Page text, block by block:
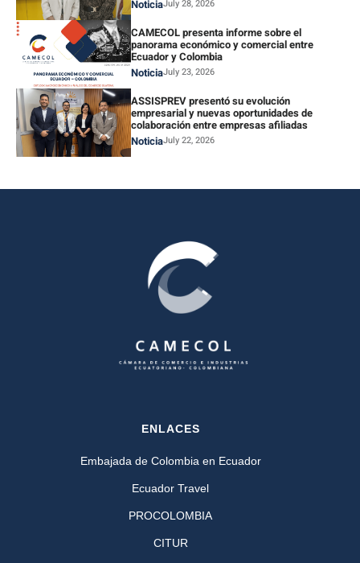
NoticiaJuly 28, 2026
CAMECOL presenta informe sobre el
panorama económico y comercial entre
Ecuador y Colombia
NoticiaJuly 23, 2026
ASSISPREV presentó su evolución
empresarial y nuevas oportunidades de
colaboración entre empresas afiliadas
NoticiaJuly 22, 2026
ENLACES
Embajada de Colombia en Ecuador
Ecuador Travel
PROCOLOMBIA
CITUR